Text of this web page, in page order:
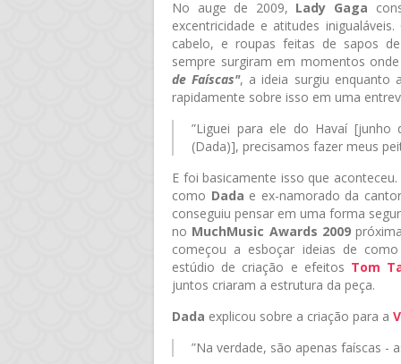
No auge de 2009, Lady Gaga
excentricidade e atitudes
cabelo, e roupas feitas de sapos
sempre surgiram em momentos
de Faíscas", a ideia surgiu enquanto
rapidamente sobre isso em uma
”Liguei para ele do Havaí
(Dada)], precisamos fazer meus
E foi basicamente isso que
como Dada e ex-namorado da
conseguiu pensar em uma forma
no MuchMusic Awards 2009
começou a esboçar ideias de
estúdio de criação e efeitos Tom
juntos criaram a estrutura da peça.
Dada explicou sobre a criação para a
”Na verdade, são apenas faíscas -